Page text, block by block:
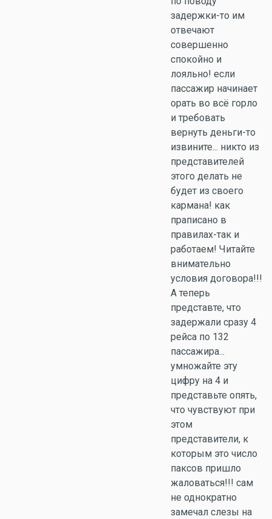
задержки-то им
отвечают
совершенно
спокойно и
лояльно! если
пассажир начинает
орать во всё горло
и требовать
вернуть деньги-то
извините... никто из
представителей
этого делать не
будет из своего
кармана! как
праписано в
правилах-так и
работаем! Читайте
внимательно
условия договора!!!
А теперь
представте, что
задержали сразу 4
рейса по 132
пассажира...
умножайте эту
цифру на 4 и
представьте опять,
что чувствуют при
этом
представители, к
которым это число
паксов пришло
жаловаться!!! сам
не однократно
замечал слезы на